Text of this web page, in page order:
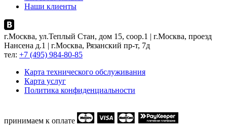
Наши клиенты
г.Москва, ул.Теплый Стан, дом 15, соор.1 | г.Москва, проезд
Нансена д.1 | г.Москва, Рязанский пр-т, 7д
тел: +7 (495) 984-80-85
Карта технического обслуживания
Карта услуг
Политика конфиденциальности
принимаем к оплате